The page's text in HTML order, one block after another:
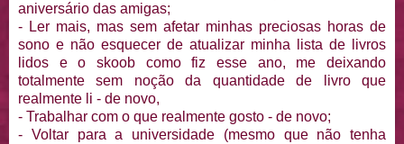
aniversário das amigas;
- Ler mais, mas sem afetar minhas preciosas horas de
sono e não esquecer de atualizar minha lista de livros
lidos e o skoob como fiz esse ano, me deixando
totalmente sem noção da quantidade de livro que
realmente li - de novo,
- Trabalhar com o que realmente gosto - de novo;
- Voltar para a universidade (mesmo que não tenha